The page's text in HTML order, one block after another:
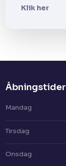
Klik her
Åbningstider​
Mandag
Tirsdag
Onsdag